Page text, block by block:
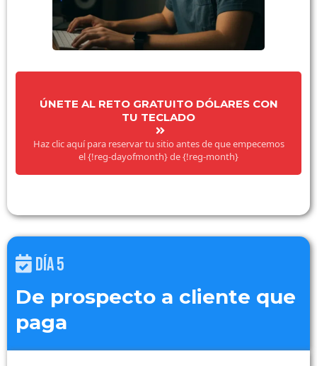
ÚNETE AL RETO GRATUITO DÓLARES CON
TU TECLADO
Haz clic aquí para reservar tu sitio antes de que empecemos
el {!reg-dayofmonth} de {!reg-month}
DÍA 5
De prospecto a cliente que
paga